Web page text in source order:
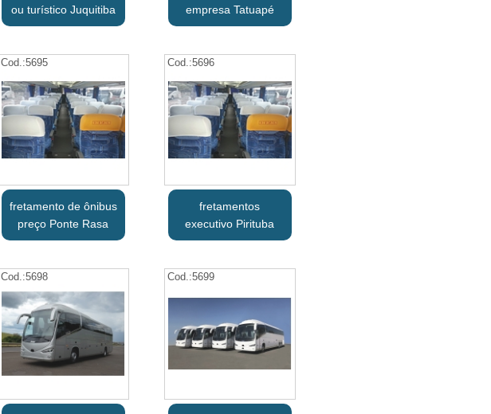
ou turístico Juquitiba
empresa Tatuapé
Cod.:5695
fretamento de ônibus
preço Ponte Rasa
Cod.:5696
fretamentos
executivo Pirituba
Cod.:5698 Cod.:5699